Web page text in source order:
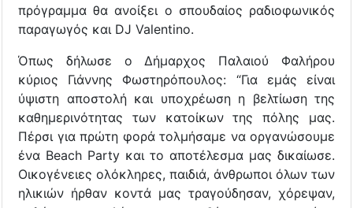
πρόγραμμα θα ανοίξει ο σπουδαίος ραδιοφωνικός
παραγωγός και DJ Valentino.
Όπως δήλωσε ο Δήμαρχος Παλαιού Φαλήρου
κύριος Γιάννης Φωστηρόπουλος: “Για εμάς είναι
ύψιστη αποστολή και υποχρέωση η βελτίωση της
καθημερινότητας των κατοίκων της πόλης μας.
Πέρσι για πρώτη φορά τολμήσαμε να οργανώσουμε
ένα Beach Party και το αποτέλεσμα μας δικαίωσε.
Οικογένειες ολόκληρες, παιδιά, άνθρωποι όλων των
ηλικιών ήρθαν κοντά μας τραγούδησαν, χόρεψαν,